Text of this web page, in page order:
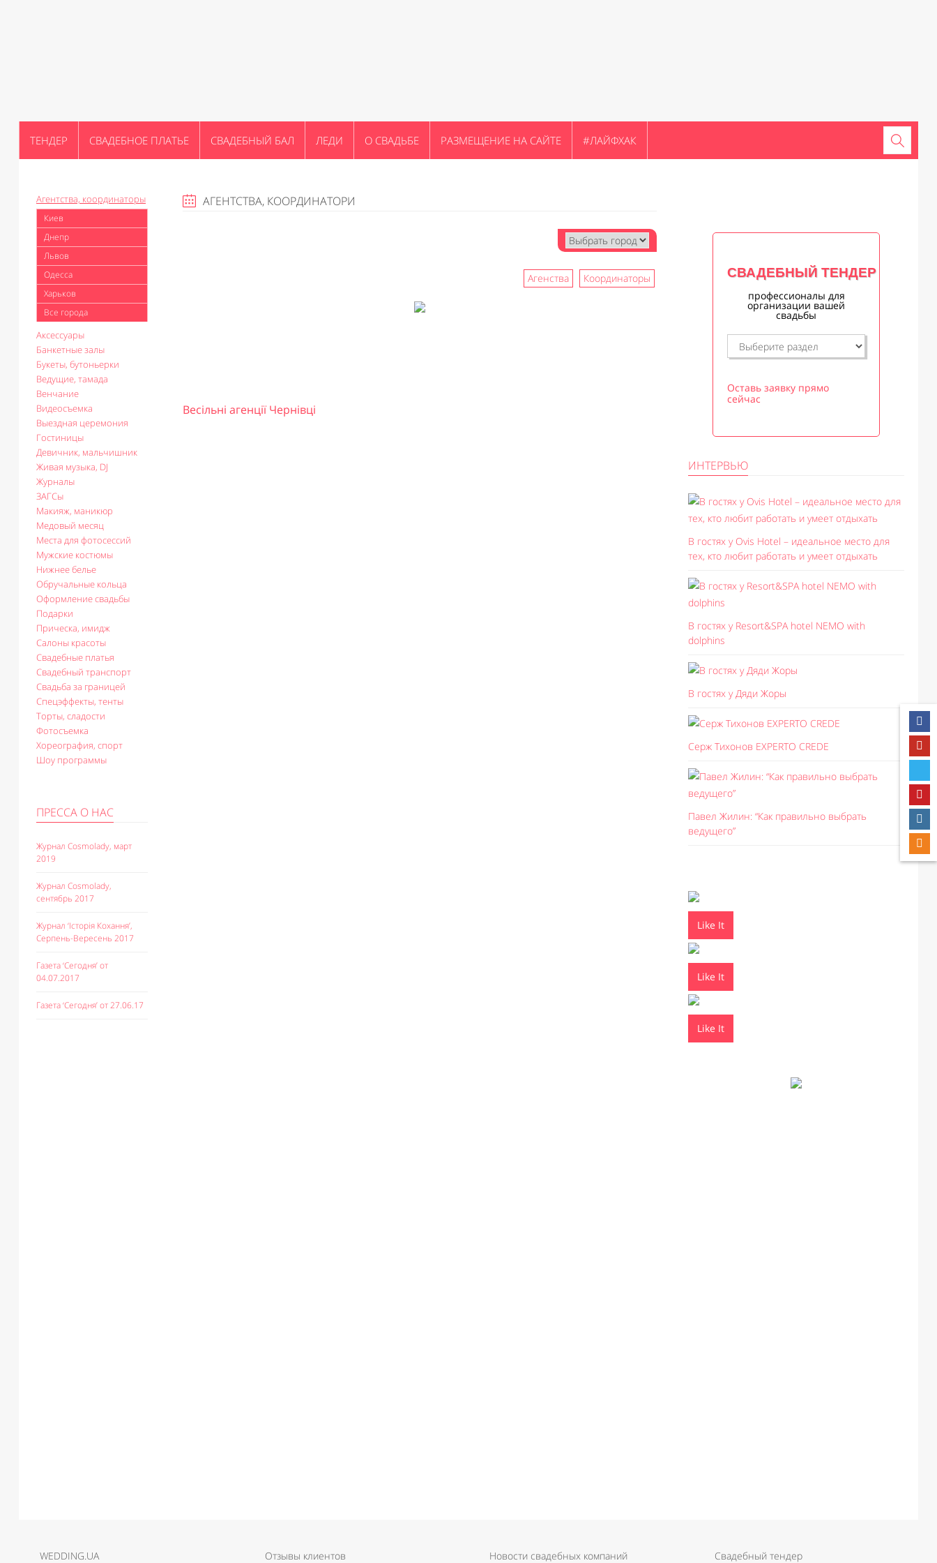
ТЕНДЕР СВАДЕБНОЕ ПЛАТЬЕ СВАДЕБНЫЙ БАЛ ЛЕДИ О СВАДЬБЕ РАЗМЕЩЕНИЕ НА САЙТЕ #ЛАЙФХАК
Агентства, координаторы
Киев
Днепр
Львов
Одесса
Харьков
Все города
Аксессуары
Банкетные залы
Букеты, бутоньерки
Ведущие, тамада
Венчание
Видеосъемка
Выездная церемония
Гостиницы
Девичник, мальчишник
Живая музыка, DJ
Журналы
ЗАГСы
Макияж, маникюр
Медовый месяц
Места для фотосессий
Мужские костюмы
Нижнее белье
Обручальные кольца
Оформление свадьбы
Подарки
Прическа, имидж
Салоны красоты
Свадебные платья
Свадебный транспорт
Свадьба за границей
Спецэффекты, тенты
Торты, сладости
Фотосъемка
Хореография, спорт
Шоу программы
ПРЕССА О НАС
Журнал Cosmolady, март
2019
Журнал Cosmolady,
сентябрь 2017
Журнал ‘Історія Кохання’,
Серпень-Вересень 2017
Газета ‘Сегодня’ от
04.07.2017
Газета ‘Сегодня’ от 27.06.17
АГЕНТСТВА, КООРДИНАТОРИ
Агенства Координаторы
Весільні агенції Чернівці
СВАДЕБНЫЙ ТЕНДЕР
профессионалы для
организации вашей
свадьбы
Оставь заявку прямо
сейчас
ИНТЕРВЬЮ
В гостях у Ovis Hotel – идеальное место для
тех, кто любит работать и умеет отдыхать
В гостях у Resort&SPA hotel NEMO with
dolphins
В гостях у Дяди Жоры
Серж Тихонов EXPERTO CREDE
Павел Жилин: “Как правильно выбрать
ведущего”
Like It
Like It
Like It
WEDDING.UA Отзывы клиентов Новости свадебных компаний Свадебный тендер